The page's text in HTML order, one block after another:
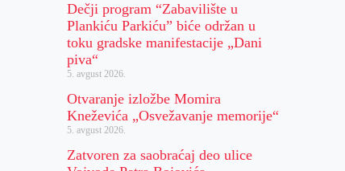
Dečji program “Zabavilište u
Plankiću Parkiću” biće održan u
toku gradske manifestacije „Dani
piva“
5. avgust 2026.
Otvaranje izložbe Momira
Kneževića „Osvežavanje memorije“
5. avgust 2026.
Zatvoren za saobraćaj deo ulice